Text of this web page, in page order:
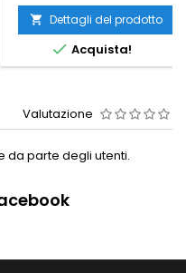
 Dettagli del prodotto
 Acquista!
Valutazione
da parte degli utenti.